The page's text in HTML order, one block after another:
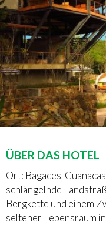
ÜBER DAS HOTEL
Ort: Bagaces,
schlängelnde
Bergkette und einem
seltener Lebensraum